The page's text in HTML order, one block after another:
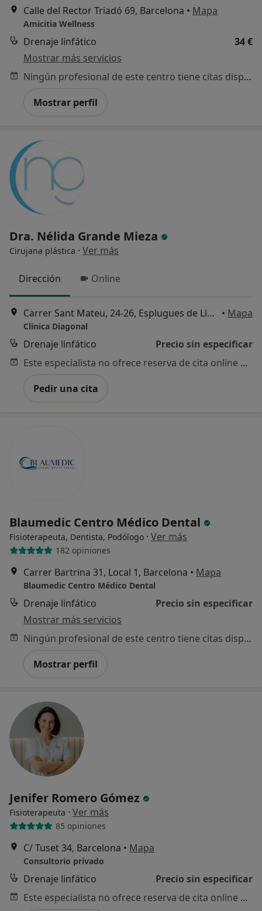
Calle del Rector Triadó 69, Barcelona • Mapa
Amicitia Wellness
Drenaje linfático
34 €
Mostrar más servicios
Ningún profesional de este centro tiene citas disponibles
Mostrar perfil
Dra. Nélida Grande Mieza
Cirujana plástica · Ver más
Dirección Online
Carrer Sant Mateu, 24-26, Esplugues de Llobregat • Mapa
Clinica Diagonal
Drenaje linfático
Precio sin especificar
Este especialista no ofrece reserva de cita online en esta dirección.
Pedir una cita
Blaumedic Centro Médico Dental
Fisioterapeuta, Dentista, Podólogo · Ver más
182 opiniones
Carrer Bartrina 31, Local 1, Barcelona • Mapa
Blaumedic Centro Médico Dental
Drenaje linfático
Precio sin especificar
Mostrar más servicios
Ningún profesional de este centro tiene citas disponibles
Mostrar perfil
Jenifer Romero Gómez
Fisioterapeuta · Ver más
85 opiniones
C/ Tuset 34, Barcelona • Mapa
Consultorio privado
Drenaje linfático
Precio sin especificar
Este especialista no ofrece reserva de cita online en esta dirección.